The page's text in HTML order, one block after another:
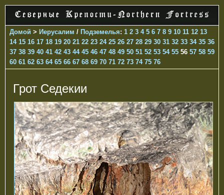
Домой > Иерусалим / Подземелья: 1 2 3 4 5 6 7 8 9 10 11 12 13
14 15 16 17 18 19 20 21 22 23 24 25 26 27 28 29 30 31 32 33 34 35 36
37 38 39 40 41 42 43 44 45 46 47 48 49 50 51 52 53 54 55 56 57 58 59
60 61 62 63 64 65 66 67 68 69 70 71 72 73 74 75 76
Грот Седекии